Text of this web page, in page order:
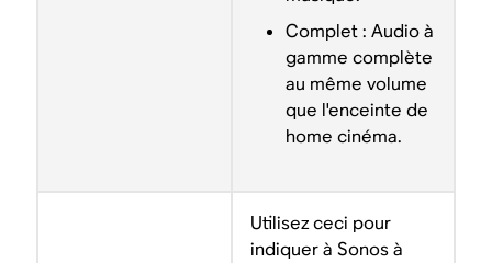
Complet : Audio à
gamme complète
au même volume
que l'enceinte de
home cinéma.
Utilisez ceci pour
indiquer à Sonos à